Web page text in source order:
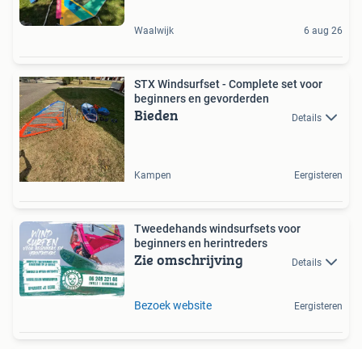
Waalwijk 6 aug 26
STX Windsurfset - Complete set voor
beginners en gevorderden
Bieden Details
Kampen Eergisteren
Tweedehands windsurfsets voor
beginners en herintreders
Zie omschrijving Details
Bezoek website Eergisteren